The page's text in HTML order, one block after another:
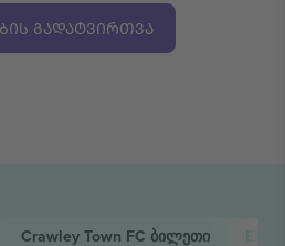
ᲒᲐᲓᲐᲢᲕᲘᲠᲗᲕᲐ
Crawley Town FC ბილეთი